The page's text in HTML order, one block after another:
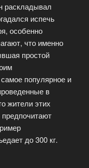
раскладывал
испечь
особенно
что именно
простой
популярное и
в
жители этих
предпочитают
до 300 кг.